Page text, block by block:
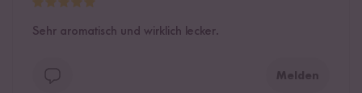
Sehr aromatisch und wirklich lecker.
Melden